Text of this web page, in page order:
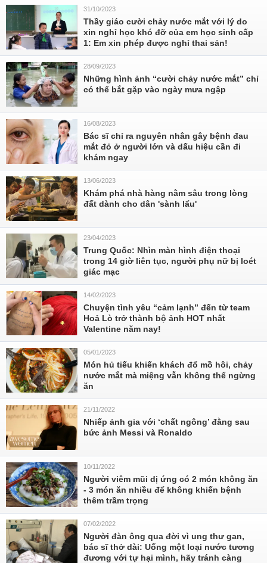
31/10/2023
Thầy giáo cười chảy nước mắt với lý do
xin nghỉ học khó đỡ của em học sinh cấp
1: Em xin phép được nghỉ thai sản!
28/09/2023
Những hình ảnh “cười chảy nước mắt” chỉ
có thể bắt gặp vào ngày mưa ngập
16/08/2023
Bác sĩ chỉ ra nguyên nhân gây bệnh đau
mắt đỏ ở người lớn và dấu hiệu cần đi
khám ngay
13/06/2023
Khám phá nhà hàng nằm sâu trong lòng
đất dành cho dân 'sành lẩu'
23/04/2023
Trung Quốc: Nhìn màn hình điện thoại
trong 14 giờ liên tục, người phụ nữ bị loét
giác mạc
14/02/2023
Chuyện tình yêu “cảm lạnh” đến từ team
Hoả Lò trở thành bộ ảnh HOT nhất
Valentine năm nay!
05/01/2023
Món hủ tiếu khiến khách đổ mồ hôi, chảy
nước mắt mà miệng vẫn không thể ngừng
ăn
21/11/2022
Nhiếp ảnh gia với ‘chất ngông’ đằng sau
bức ảnh Messi và Ronaldo
10/11/2022
Người viêm mũi dị ứng có 2 món không ăn
- 3 món ăn nhiều để không khiến bệnh
thêm trầm trọng
07/02/2022
Người đàn ông qua đời vì ung thư gan,
bác sĩ thở dài: Uống một loại nước tương
đương với tự hại mình, hãy tránh càng